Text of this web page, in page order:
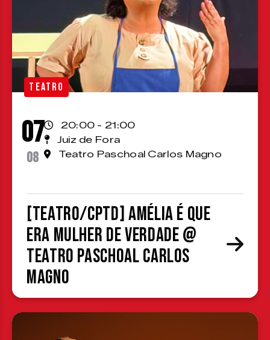
TEATRO
07
08
20:00 - 21:00
Juiz de Fora
Teatro Paschoal Carlos Magno
[TEATRO/CPTD] Amélia é que
era mulher de verdade @
Teatro Paschoal Carlos
Magno